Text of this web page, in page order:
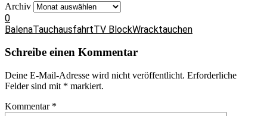
Archiv
0
BalenaTauchausfahrtTV BlockWracktauchen
Schreibe einen Kommentar
Deine E-Mail-Adresse wird nicht veröffentlicht. Erforderliche
Felder sind mit * markiert.
Kommentar *